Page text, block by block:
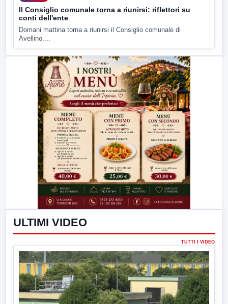
Il Consiglio comunale torna a riunirsi: riflettori su
conti dell'ente
Domani mattina torna a riunirsi il Consiglio comunale di
Avellino....
ULTIMI VIDEO
TUTTI I VIDEO